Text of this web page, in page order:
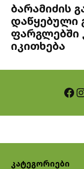
ბარამიძის
დაწყებული
ფარგლებში
იკითხება
Facebook
კატეგორიები